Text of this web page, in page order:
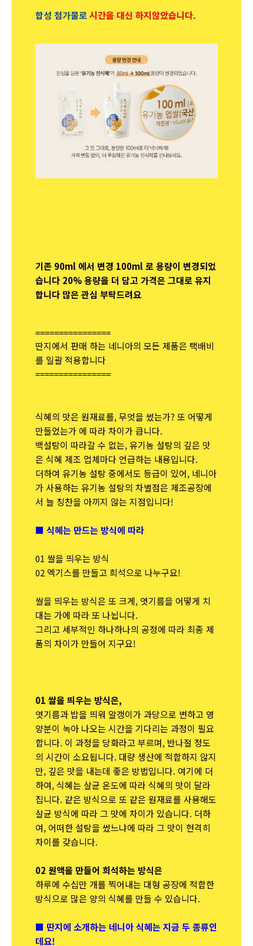
합성 첨가물로시간을 대신 하지않았습니다.
기존 90ml 에서 변경 100ml 로 용량이 변경되었
습니다 20% 용량을 더 담고 가격은 그대로 유지
합니다 많은 관심 부탁드려요
================
딴지에서 판매 하는 네니아의 모든 제품은 택배비
를 일괄 적용합니다
================
식혜의 맛은 원재료를, 무엇을 썼는가? 또 어떻게
만들었는가 에 따라 차이가 큽니다.
백설탕이 따라갈 수 없는, 유기농 설탕의 깊은 맛
은 식혜 제조 업체마다 언급하는 내용입니다.
더하여 유기농 설탕 중에서도 등급이 있어, 네니아
가 사용하는 유기농 설탕의 차별점은 제조공장에
서 늘 칭찬을 아끼지 않는 지점입니다!
■ 식혜는 만드는 방식에 따라
01 쌀을 띄우는 방식
02 엑기스를 만들고 희석으로 나누구요!
쌀을 띄우는 방식은 또 크게, 엿기름을 어떻게 치
대는 가에 따라 또 나뉩니다.
그리고 세부적인 하나하나의 공정에 따라 최종 제
품의 차이가 만들어 지구요!
01 쌀을 띄우는 방식은,
엿기름과 밥을 띄워 알갱이가 과당으로 변하고 영
양분이 녹아 나오는 시간을 기다리는 과정이 필요
합니다. 이 과정을 당화라고 부르며, 반나절 정도
의 시간이 소요됩니다. 대량 생산에 적합하지 않지
만, 깊은 맛을 내는데 좋은 방법입니다. 여기에 더
하여, 식혜는 살균 온도에 따라 식혜의 맛이 달라
집니다. 같은 방식으로 또 같은 원재료를 사용해도
살균 방식에 따라 그 맛에 차이가 있습니다. 더하
여, 어떠한 설탕을 썼느냐에 따라 그 맛이 현격히
차이를 갖습니다.
02 원액을 만들어 희석하는 방식은
하루에 수십만 개를 찍어내는 대형 공장에 적합한
방식으로 많은 양의 식혜를 만들 수 있습니다.
■ 딴지에 소개하는 네니아 식혜는 지금 두 종류인
데요!